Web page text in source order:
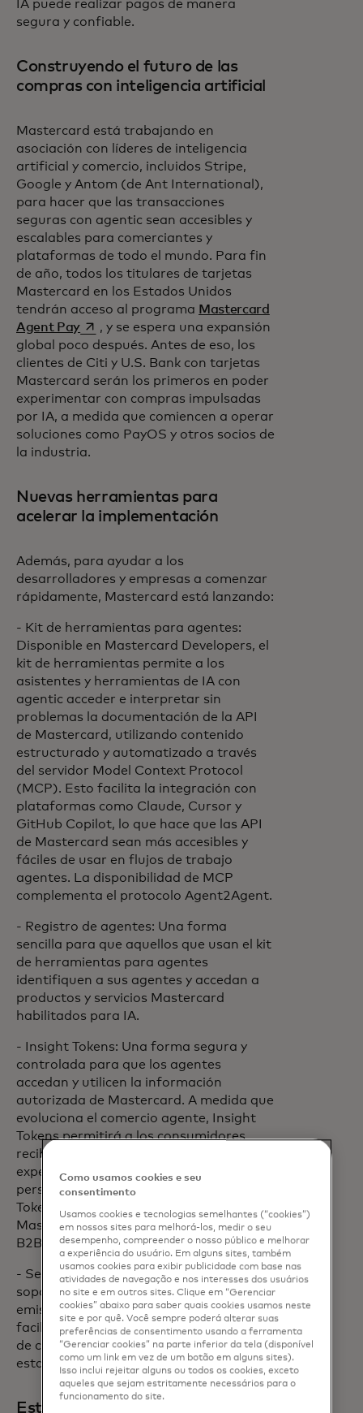
IA puede realizar pagos de manera
segura y confiable.
Construyendo el futuro de las
compras con inteligencia artificial
Mastercard está trabajando en
asociación con líderes de inteligencia
artificial y comercio, incluidos Stripe,
Google y Antom (de Ant International),
para hacer que las transacciones
seguras con agentic sean accesibles y
escalables para comerciantes y
plataformas de todo el mundo. Para fin
de año, todos los titulares de tarjetas
Mastercard en los Estados Unidos
tendrán acceso al programa Mastercard
Agent Payabre em uma nova guia
, y se espera una expansión
global poco después. Antes de eso, los
clientes de Citi y U.S. Bank con tarjetas
Mastercard serán los primeros en poder
experimentar con compras impulsadas
por IA, a medida que comiencen a operar
soluciones como PayOS y otros socios de
la industria.
Nuevas herramientas para
acelerar la implementación
Además, para ayudar a los
desarrolladores y empresas a comenzar
rápidamente, Mastercard está lanzando:
- Kit de herramientas para agentes:
Disponible en Mastercard Developers, el
kit de herramientas permite a los
asistentes y herramientas de IA con
agentic acceder e interpretar sin
problemas la documentación de la API
de Mastercard, utilizando contenido
estructurado y automatizado a través
del servidor Model Context Protocol
(MCP). Esto facilita la integración con
plataformas como Claude, Cursor y
GitHub Copilot, lo que hace que las API
de Mastercard sean más accesibles y
fáciles de usar en flujos de trabajo
agentes. La disponibilidad de MCP
complementa el protocolo Agent2Agent.
- Registro de agentes: Una forma
sencilla para que aquellos que usan el kit
de herramientas para agentes
identifiquen a sus agentes y accedan a
productos y servicios Mastercard
habilitados para IA.
- Insight Tokens: Una forma segura y
controlada para que los agentes
accedan y utilicen la información
autorizada de Mastercard. A medida que
evoluciona el comercio agente, Insight
Tokens permitirá a los consumidores
recibir, con su consentimiento,
experiencias e información más
personalizadas y útiles. Los Insight
Tokens se basan en la tecnología
Mastercard ya respaldada por socios
B2B, como SAP Concur.
- Servicios de consultoría de agentes:
soporte experto para ayudar a los
emisores, adquirentes, comerciantes y
facilitadores de IA a diseñar experiencias
de compra inteligentes e implementar
estas soluciones más rápido.
Establecer los estándares para el
Como usamos cookies e seu
consentimento
Usamos cookies e tecnologias semelhantes (“cookies”)
em nossos sites para melhorá-los, medir o seu
desempenho, compreender o nosso público e melhorar
a experiência do usuário. Em alguns sites, também
usamos cookies para exibir publicidade com base nas
atividades de navegação e nos interesses dos usuários
no site e em outros sites. Clique em “Gerenciar
cookies” abaixo para saber quais cookies usamos neste
site e por quê. Você sempre poderá alterar suas
preferências de consentimento usando a ferramenta
“Gerenciar cookies” na parte inferior da tela (disponível
como um link em vez de um botão em alguns sites).
Isso inclui rejeitar alguns ou todos os cookies, exceto
aqueles que sejam estritamente necessários para o
funcionamento do site.